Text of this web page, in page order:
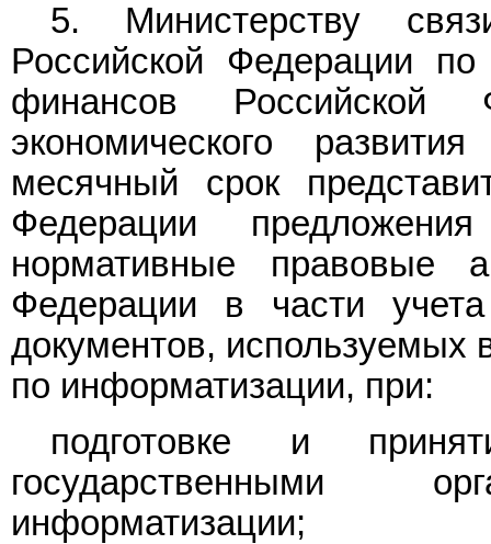
5. Министерству
Российской Федерации
финансов Российской
экономического
месячный срок
Федерации
нормативные правовые
Федерации в части
документов, используемых
по информатизации, при:
подготовке и
государственными
информатизации;